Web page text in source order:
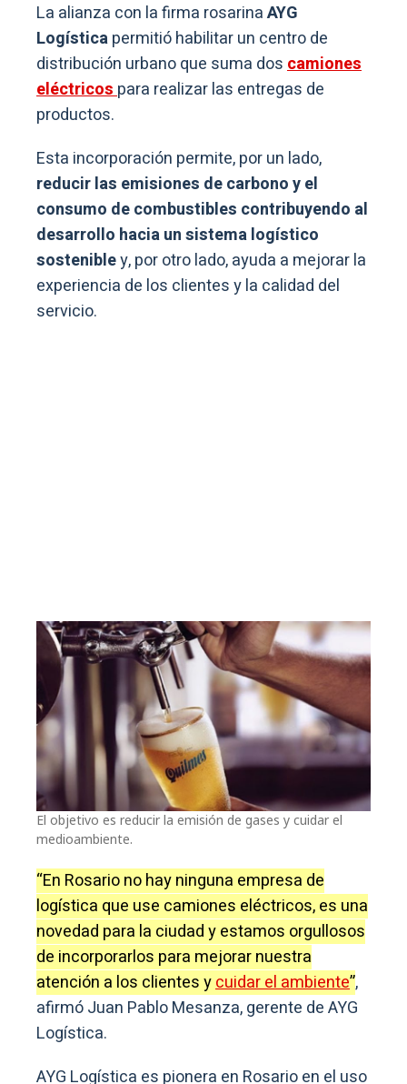
La alianza con la firma rosarinaAYG
Logísticapermitió habilitar un centro de
distribución urbano que suma doscamiones
eléctricospara realizar las entregas de
productos.
Esta incorporación permite, por un lado,
reducir las emisiones de carbono y el
consumo de combustibles contribuyendo al
desarrollo hacia un sistema logístico
sostenibley, por otro lado, ayuda a mejorar la
experiencia de los clientes y la calidad del
servicio.
El objetivo es reducir la emisión de gases y cuidar el
medioambiente.
“En Rosario no hay ninguna empresa de
logística que use camiones eléctricos, es una
novedad para la ciudad y estamos orgullosos
de incorporarlos para mejorar nuestra
atención a los clientes ycuidar el ambiente”,
afirmó Juan Pablo Mesanza, gerente de AYG
Logística.
AYG Logística es pionera en Rosario en el uso